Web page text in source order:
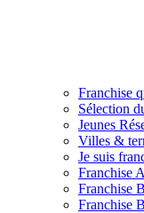
Franchise
Sélection
Jeunes
Villes &
Je suis
Franchise
Franchise
Franchise